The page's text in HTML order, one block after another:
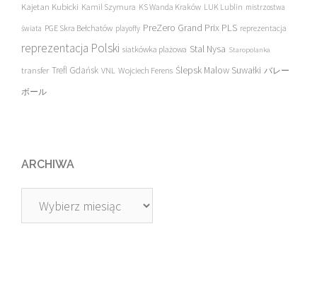
Kajetan Kubicki Kamil Szymura KS Wanda Kraków LUK Lublin mistrzostwa
świata PGE Skra Bełchatów playoffy PreZero Grand Prix PLS reprezentacja
reprezentacja Polski siatkówka plażowa Stal Nysa Staropolanka
transfer Trefl Gdańsk VNL Wojciech Ferens Ślepsk Malow Suwałki バレー
ボール
ARCHIWA
Archiwa